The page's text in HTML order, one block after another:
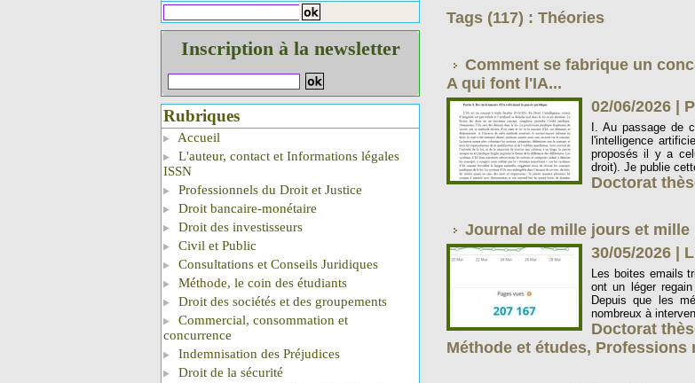
Inscription à la newsletter
Rubriques
Accueil
L'auteur, contact et Informations légales
ISSN
Professionnels du Droit et Justice
Droit bancaire-monétaire
Droit des investisseurs
Civil et Public
Consultations et Conseils Juridiques
Méthode, le coin des étudiants
Droit des sociétés et des groupements
Commercial, consommation et
concurrence
Indemnisation des Préjudices
Droit de la sécurité
Tags (117) : Théories
Comment se fabrique un
A qui font l'IA...
02/06/2026
I. Au passage de
l'intelligence
proposés il y a
droit). Je publie
Doctorat
Journal de mille jours et mille
30/05/2026
Les boites emails
ont un léger
Depuis que les
nombreux à
Doctorat
Méthode et études, Professions